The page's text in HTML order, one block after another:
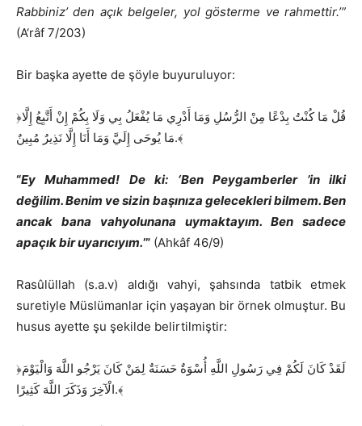
Rabbiniz’ den açık belgeler, yol gösterme ve rahmettir.’”
(A‘râf 7/203)
Bir başka ayette de şöyle buyuruluyor:
﴿قُلْ مَا كُنْتُ بِدْعًا مِنْ الرُّسُلِ وَمَا أَدْرِي مَا يُفْعَلُ بِي وَلَا بِكُمْ إِنْ أَتَّبِعُ إِلَّا
مَا يُوحَى إِلَيَّ وَمَا أَنَا إِلَّا نَذِيرٌ مُبِينٌ.﴾
“Ey Muhammed! De ki: ‘Ben Peygamberler ’in ilki
değilim. Benim ve sizin başınıza gelecekleri bilmem. Ben
ancak bana vahyolunana uymaktayım. Ben sadece
apaçık bir uyarıcıyım.’” (Ahkâf 46/9)
Rasûlüllah (s.a.v) aldığı vahyi, şahsında tatbik etmek
suretiyle Müslümanlar için yaşayan bir örnek olmuştur. Bu
husus ayette şu şekilde belirtilmiştir:
﴿لَقَدْ كَانَ لَكُمْ فِي رَسُولِ اللَّهِ أُسْوَةٌ حَسَنَةٌ لِمَنْ كَانَ يَرْجُو اللَّهَ وَالْيَوْمَ
الْآخِرَ وَذَكَرَ اللَّهَ كَثِيرًا.﴾